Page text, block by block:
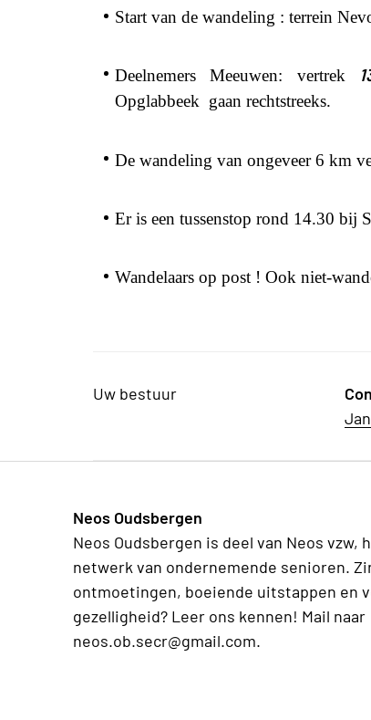
Start van de wandeling : terrein
Deelnemers Meeuwen: vertrek
Opglabbeek gaan rechtstreeks.
De wandeling van ongeveer 6 km
Er is een tussenstop rond 14.30 bij
Wandelaars op post ! Ook niet-
Uw bestuur
Neos Oudsbergen
Neos Oudsbergen is deel van Neos vzw,
netwerk van ondernemende senioren.
ontmoetingen, boeiende uitstappen en
gezelligheid? Leer ons kennen! Mail naar
neos.ob.secr@gmail.com.